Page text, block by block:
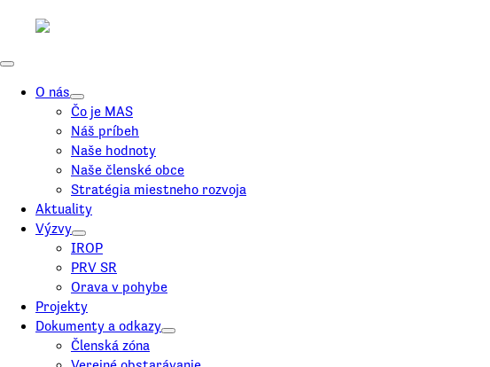
O nás
Čo je MAS
Náš príbeh
Naše hodnoty
Naše členské obce
Stratégia miestneho rozvoja
Aktuality
Výzvy
IROP
PRV SR
Orava v pohybe
Projekty
Dokumenty a odkazy
Členská zóna